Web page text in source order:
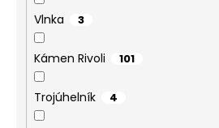
Vlnka 3
Kámen Rivoli 101
Trojúhelník 4